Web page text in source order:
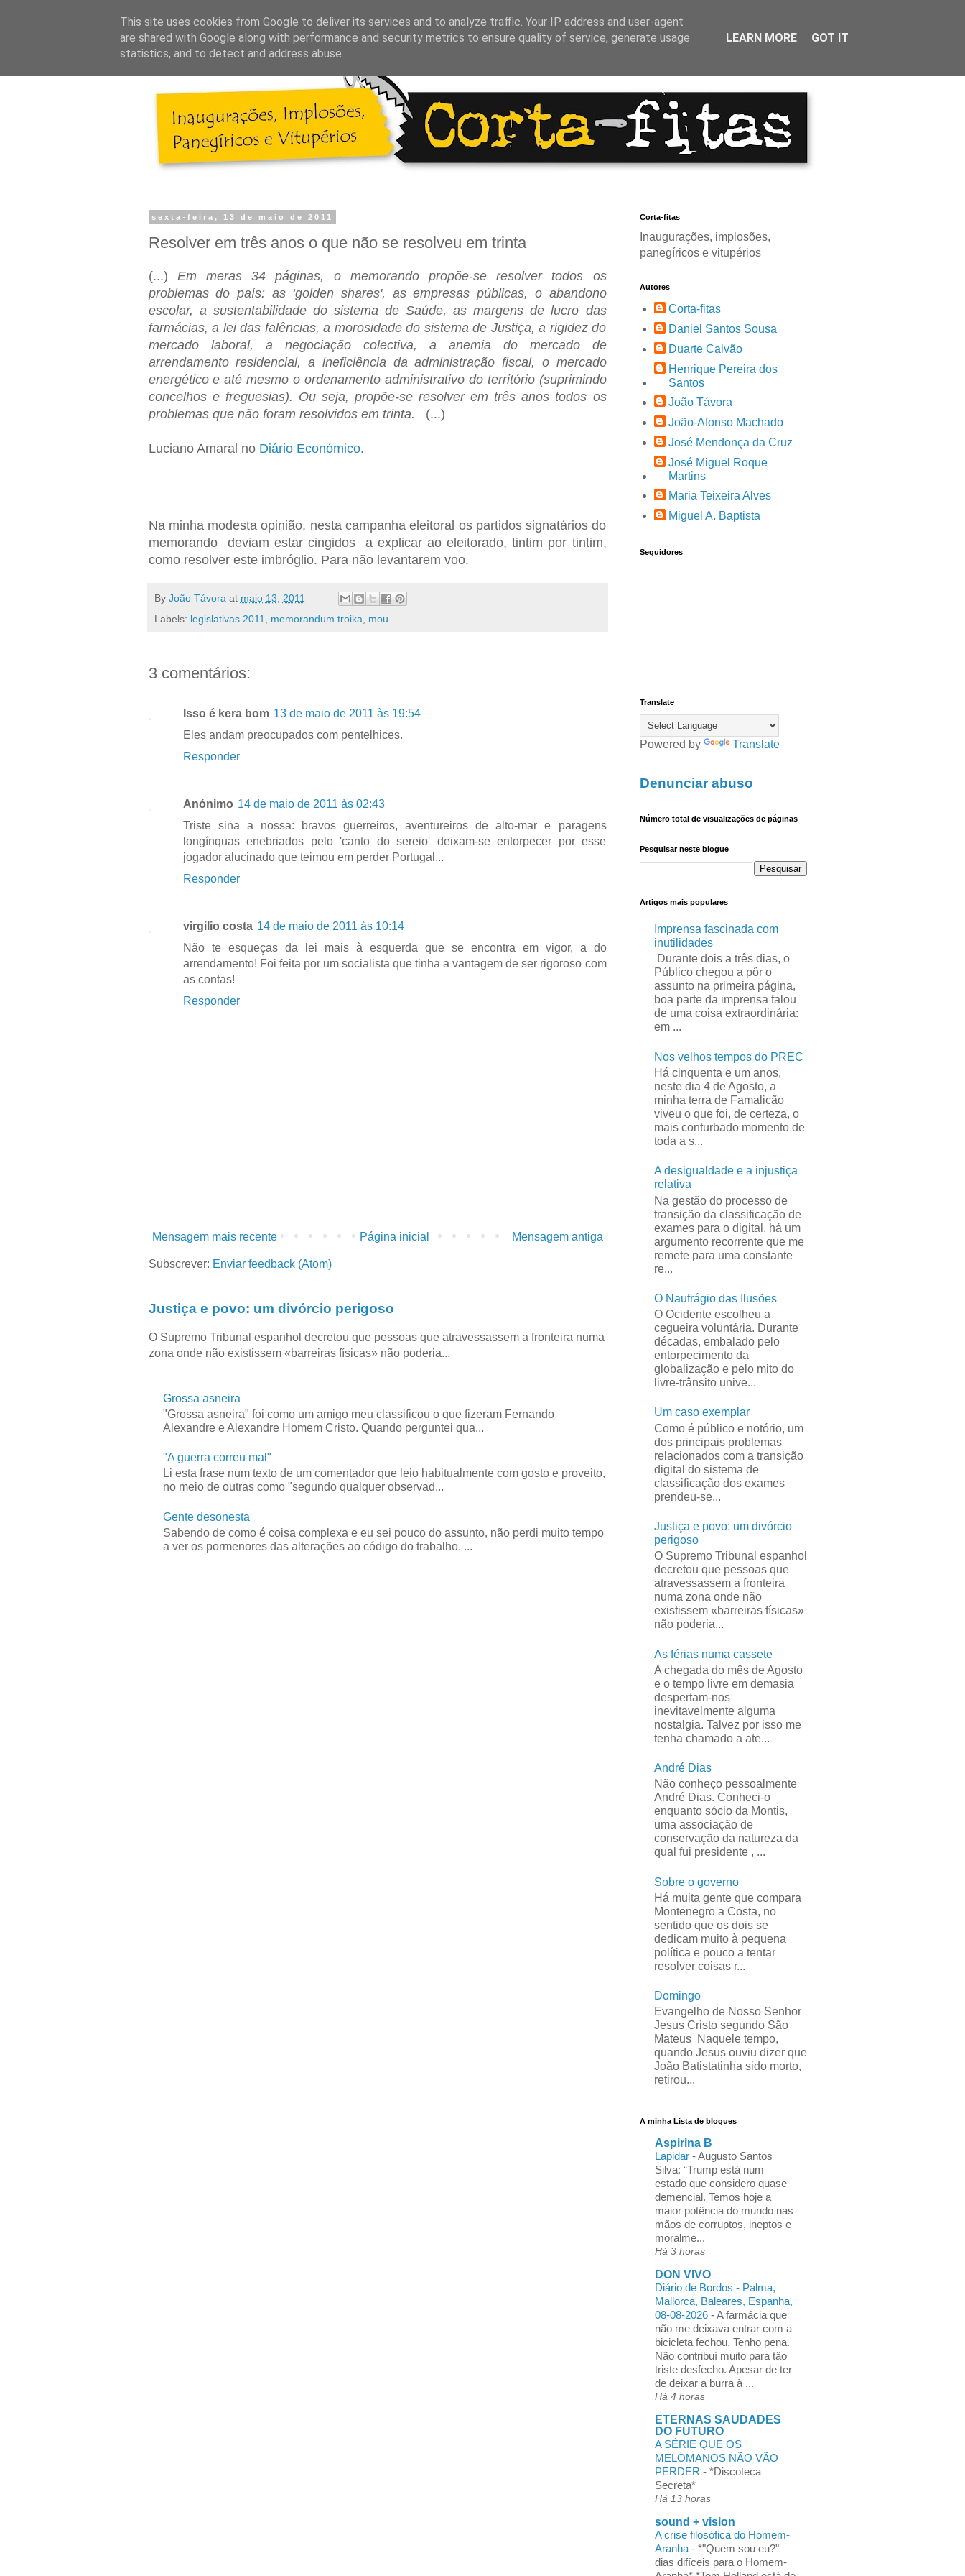
sexta-feira, 13 de maio de 2011
Resolver em três anos o que não se resolveu em trinta
(...) Em meras 34 páginas, o memorando propõe-se resolver todos os
problemas do país: as ‘golden shares', as empresas públicas, o abandono
escolar, a sustentabilidade do sistema de Saúde, as margens de lucro das
farmácias, a lei das falências, a morosidade do sistema de Justiça, a rigidez do
mercado laboral, a negociação colectiva, a anemia do mercado de
arrendamento residencial, a ineficiência da administração fiscal, o mercado
energético e até mesmo o ordenamento administrativo do território (suprimindo
concelhos e freguesias). Ou seja, propõe-se resolver em três anos todos os
problemas que não foram resolvidos em trinta.
(...)
Luciano Amaral noDiário Económico.
Na minha modesta opinião, nesta campanha eleitoral os partidos signatários do
memorando deviam estar cingidos a explicar ao eleitorado, tintim por tintim,
como resolver este imbróglio. Para não levantarem voo.
By João Távora at maio 13, 2011
Labels: legislativas 2011, memorandum troika, mou
3 comentários:
Isso é kera bom 13 de maio de 2011 às 19:54
Eles andam preocupados com pentelhices.
Responder
Anónimo 14 de maio de 2011 às 02:43
Triste sina a nossa: bravos guerreiros, aventureiros de alto-mar e paragens
longínquas enebriados pelo 'canto do sereio' deixam-se entorpecer por esse
jogador alucinado que teimou em perder Portugal...
Responder
virgilio costa 14 de maio de 2011 às 10:14
Não te esqueças da lei mais à esquerda que se encontra em vigor, a do
arrendamento! Foi feita por um socialista que tinha a vantagem de ser rigoroso com
as contas!
Responder
Mensagem mais recente Mensagem antiga
Página inicial
Subscrever: Enviar feedback (Atom)
Justiça e povo: um divórcio perigoso
O Supremo Tribunal espanhol decretou que pessoas que atravessassem a fronteira numa
zona onde não existissem «barreiras físicas» não poderia...
Grossa asneira
"Grossa asneira" foi como um amigo meu classificou o que fizeram Fernando
Alexandre e Alexandre Homem Cristo. Quando perguntei qua...
"A guerra correu mal"
Li esta frase num texto de um comentador que leio habitualmente com gosto e proveito,
no meio de outras como "segundo qualquer observad...
Gente desonesta
Sabendo de como é coisa complexa e eu sei pouco do assunto, não perdi muito tempo
a ver os pormenores das alterações ao código do trabalho. ...
Corta-fitas
Inaugurações, implosões,
panegíricos e vitupérios
Autores
Corta-fitas
Daniel Santos Sousa
Duarte Calvão
Henrique Pereira dos
Santos
João Távora
João-Afonso Machado
José Mendonça da Cruz
José Miguel Roque
Martins
Maria Teixeira Alves
Miguel A. Baptista
Seguidores
Translate
Powered by Translate
Denunciar abuso
Número total de visualizações de páginas
Pesquisar neste blogue
Artigos mais populares
Imprensa fascinada com
inutilidades
Durante dois a três dias, o
Público chegou a pôr o
assunto na primeira página,
boa parte da imprensa falou
de uma coisa extraordinária:
em ...
Nos velhos tempos do PREC
Há cinquenta e um anos,
neste dia 4 de Agosto, a
minha terra de Famalicão
viveu o que foi, de certeza, o
mais conturbado momento de
toda a s...
A desigualdade e a injustiça
relativa
Na gestão do processo de
transição da classificação de
exames para o digital, há um
argumento recorrente que me
remete para uma constante
re...
O Naufrágio das Ilusões
O Ocidente escolheu a
cegueira voluntária. Durante
décadas, embalado pelo
entorpecimento da
globalização e pelo mito do
livre-trânsito unive...
Um caso exemplar
Como é público e notório, um
dos principais problemas
relacionados com a transição
digital do sistema de
classificação dos exames
prendeu-se...
Justiça e povo: um divórcio
perigoso
O Supremo Tribunal espanhol
decretou que pessoas que
atravessassem a fronteira
numa zona onde não
existissem «barreiras físicas»
não poderia...
As férias numa cassete
A chegada do mês de Agosto
e o tempo livre em demasia
despertam-nos
inevitavelmente alguma
nostalgia. Talvez por isso me
tenha chamado a ate...
André Dias
Não conheço pessoalmente
André Dias. Conheci-o
enquanto sócio da Montis,
uma associação de
conservação da natureza da
qual fui presidente , ...
Sobre o governo
Há muita gente que compara
Montenegro a Costa, no
sentido que os dois se
dedicam muito à pequena
política e pouco a tentar
resolver coisas r...
Domingo
Evangelho de Nosso Senhor
Jesus Cristo segundo São
Mateus Naquele tempo,
quando Jesus ouviu dizer que
João Batistatinha sido morto,
retirou...
A minha Lista de blogues
Aspirina B
Lapidar -Augusto Santos
Silva: “Trump está num
estado que considero quase
demencial. Temos hoje a
maior potência do mundo nas
mãos de corruptos, ineptos e
moralme...
Há 3 horas
DON VIVO
Diário de Bordos - Palma,
Mallorca, Baleares, Espanha,
08-08-2026 -A farmácia que
não me deixava entrar com a
bicicleta fechou. Tenho pena.
Não contribuí muito para tâo
triste desfecho. Apesar de ter
de deixar a burra à ...
Há 4 horas
ETERNAS SAUDADES
DO FUTURO
A SÉRIE QUE OS
MELÓMANOS NÃO VÃO
PERDER - *Discoteca
Secreta*
Há 13 horas
sound + vision
A crise filosófica do Homem-
Aranha - *"Quem sou eu?" —
dias difíceis para o Homem-
This site uses cookies from Google to deliver its services and to analyze traffic. Your IP address and user-agent
are shared with Google along with performance and security metrics to ensure quality of service, generate usage
statistics, and to detect and address abuse.
LEARN MORE GOT IT